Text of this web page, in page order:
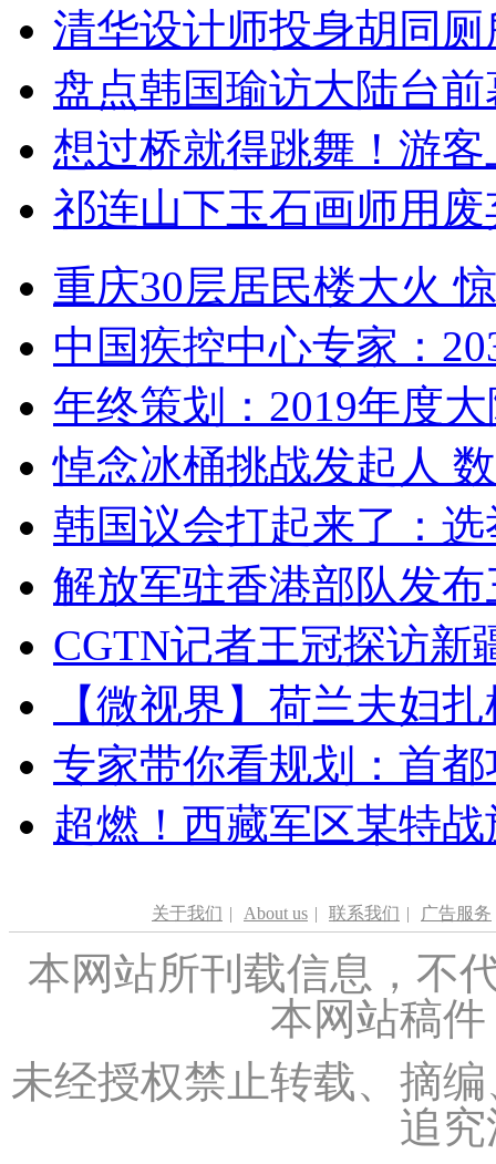
清华设计师投身胡同
盘点韩国瑜访大陆台
想过桥就得跳舞！游客
祁连山下玉石画师用
重庆30层居民楼大火
中国疾控中心专家：
年终策划：2019年度
悼念冰桶挑战发起人
韩国议会打起来了：
解放军驻香港部队发
CGTN记者王冠探访新
【微视界】荷兰夫妇
专家带你看规划：首
超燃！西藏军区某特
关于我们 | About us | 联系我们 | 广告服务
本网站所刊载信息，不
本网站稿
未经授权禁止转载、摘
追